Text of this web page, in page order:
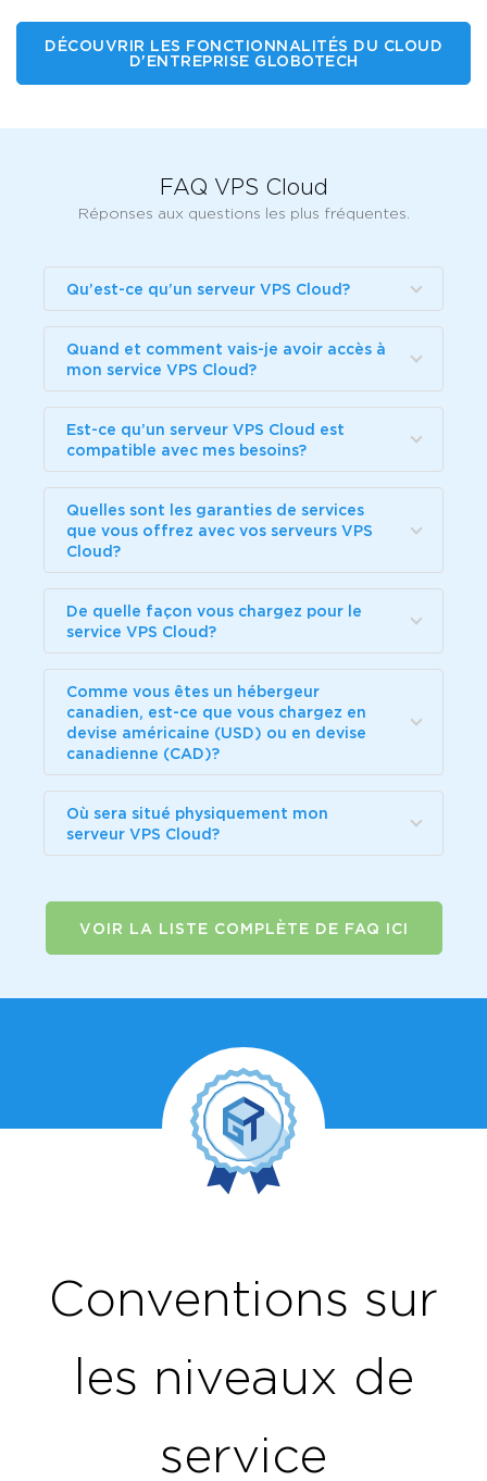
DÉCOUVRIR LES FONCTIONNALITÉS DU CLOUD
D'ENTREPRISE GLOBOTECH
FAQ VPS Cloud
Réponses aux questions les plus fréquentes.
Qu’est-ce qu’un serveur VPS Cloud?
Quand et comment vais-je avoir accès à
mon service VPS Cloud?
Est-ce qu’un serveur VPS Cloud est
compatible avec mes besoins?
Quelles sont les garanties de services
que vous offrez avec vos serveurs VPS
Cloud?
De quelle façon vous chargez pour le
service VPS Cloud?
Comme vous êtes un hébergeur
canadien, est-ce que vous chargez en
devise américaine (USD) ou en devise
canadienne (CAD)?
Où sera situé physiquement mon
serveur VPS Cloud?
VOIR LA LISTE COMPLÈTE DE FAQ ICI
Conventions sur
les niveaux de
service